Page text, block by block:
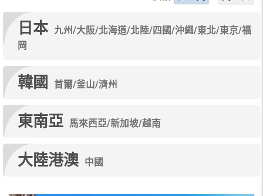
日本
九州/大阪/北海道/北陸/四國/沖繩/東北/東京/福
岡
韓國 首爾/釜山/濟州
東南亞 馬來西亞/新加坡/越南
大陸港澳 中國